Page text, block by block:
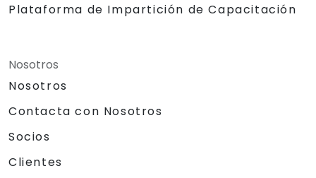
Plataforma de Impartición de Capacitación
Nosotros
Nosotros
Contacta con Nosotros
Socios
Clientes